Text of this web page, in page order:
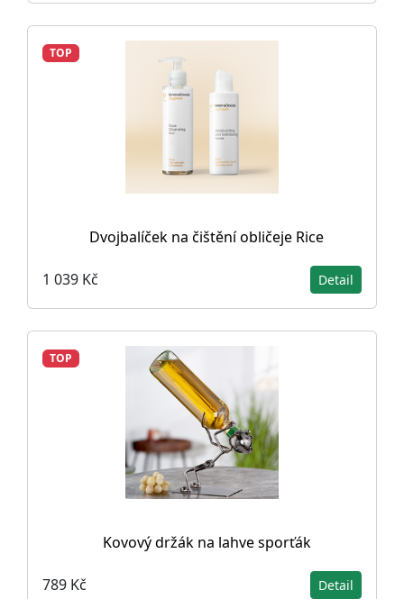
TOP
Dvojbalíček na čištění obličeje Rice
1 039 Kč Detail
TOP
Kovový držák na lahve sporťák
789 Kč Detail